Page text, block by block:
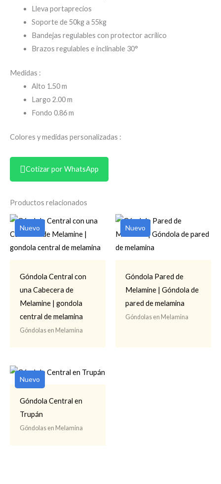
Lleva portaprecios
Soporte de 50kg a 55kg
Bandejas regulables con protector acrílico
Brazos regulables e inclinable 30°
Medidas :
Alto 1.50 m
Largo 2.00 m
Fondo 0.86 m
Colores y medidas personalizadas :
Cotizar por WhatsApp
Productos relacionados
Nuevo
Góndola Central con
una Cabecera de
Melamine | gondola
central de melamina
Góndolas en Melamina
Nuevo
Góndola Pared de
Melamine | Góndola de
pared de melamina
Góndolas en Melamina
Nuevo
Góndola Central en
Trupán
Góndolas en Melamina